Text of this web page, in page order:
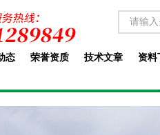
态 荣誉资质 技术文章 资料